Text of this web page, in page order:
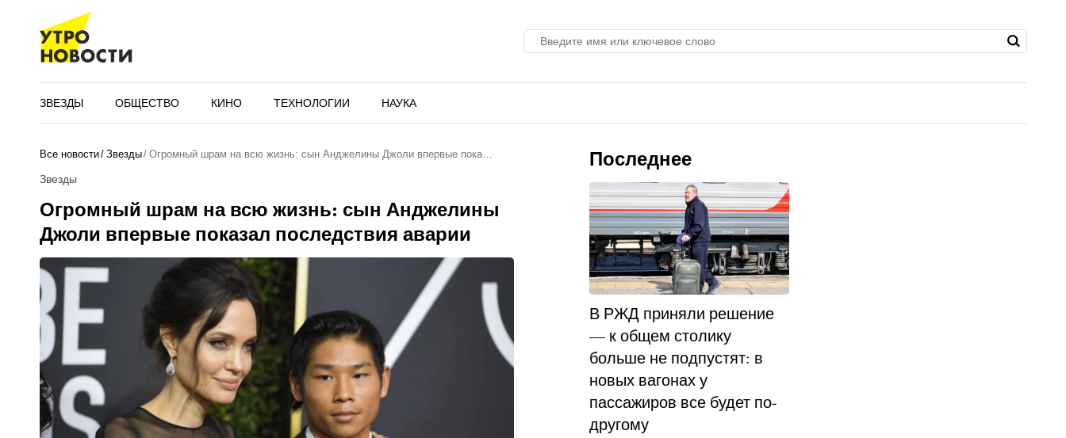
ЗВЕЗДЫ ОБЩЕСТВО КИНО ТЕХНОЛОГИИ НАУКА
Все новости Звезды Огромный шрам на всю жизнь: сын Анджелины Джоли впервые пока…
Звезды
Огромный шрам на всю жизнь: сын Анджелины
Джоли впервые показал последствия аварии
Последнее
В РЖД приняли решение
— к общем столику
больше не подпустят: в
новых вагонах у
пассажиров все будет по-
другому